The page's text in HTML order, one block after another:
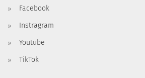
Facebook
Instragram
Youtube
TikTok